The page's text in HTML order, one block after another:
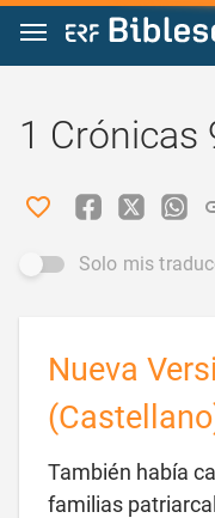
Ir a un contenido
1 Crónicas
Solo mis
Nueva
También había
familias